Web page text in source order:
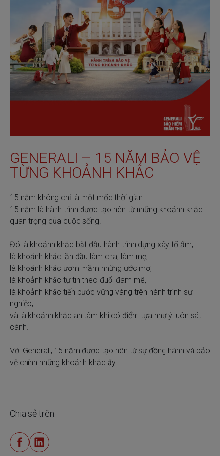
GENERALI – 15 NĂM BẢO VỆ
TỪNG KHOẢNH KHẮC
15 năm không chỉ là một mốc thời gian.
15 năm là hành trình được tạo nên từ những khoảnh khắc
quan trọng của cuộc sống.
Đó là khoảnh khắc bắt đầu hành trình dựng xây tổ ấm,
là khoảnh khắc lần đầu làm cha, làm mẹ,
là khoảnh khắc ươm mầm những ước mơ,
là khoảnh khắc tự tin theo đuổi đam mê,
là khoảnh khắc tiến bước vững vàng trên hành trình sự
nghiệp,
và là khoảnh khắc an tâm khi có điểm tựa như ý luôn sát
cánh.
Với Generali, 15 năm được tạo nên từ sự đồng hành và bảo
vệ chính những khoảnh khắc ấy.
Chia sẻ trên: